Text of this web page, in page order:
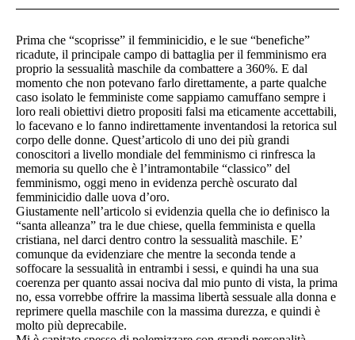
Prima che “scoprisse” il femminicidio, e le sue “benefiche”
ricadute, il principale campo di battaglia per il femminismo era
proprio la sessualità maschile da combattere a 360%. E dal
momento che non potevano farlo direttamente, a parte qualche
caso isolato le femministe come sappiamo camuffano sempre i
loro reali obiettivi dietro propositi falsi ma eticamente accettabili,
lo facevano e lo fanno indirettamente inventandosi la retorica sul
corpo delle donne. Quest’articolo di uno dei più grandi
conoscitori a livello mondiale del femminismo ci rinfresca la
memoria su quello che è l’intramontabile “classico” del
femminismo, oggi meno in evidenza perchè oscurato dal
femminicidio dalle uova d’oro.
Giustamente nell’articolo si evidenzia quella che io definisco la
“santa alleanza” tra le due chiese, quella femminista e quella
cristiana, nel darci dentro contro la sessualità maschile. E’
comunque da evidenziare che mentre la seconda tende a
soffocare la sessualità in entrambi i sessi, e quindi ha una sua
coerenza per quanto assai nociva dal mio punto di vista, la prima
no, essa vorrebbe offrire la massima libertà sessuale alla donna e
reprimere quella maschile con la massima durezza, e quindi è
molto più deprecabile.